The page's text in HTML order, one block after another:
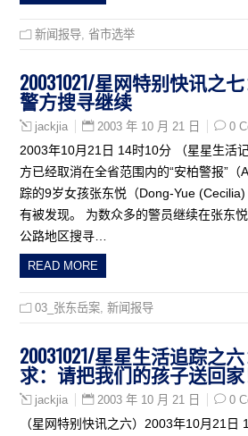
新闻报导 ,省市选举
20031021/星网特别快讯之
警方搜寻继续
jackjia 2003 年 10 月 21 日 0
2003年10月21日 14时10分 （星星生活
方已经取消在全省范围内的“安柏警报”
踪的9岁女孩张东悦（Dong-Yue
有被发现。 为数众多的警员继续在张东
公路地区搜寻…
READ MORE
03_张东岳案 ,新闻报导
20031021/星星生活追踪之
求：请把我们的孩子送回家
jackjia 2003 年 10 月 21 日 0
（星网特别快讯之六）2003年10月21日